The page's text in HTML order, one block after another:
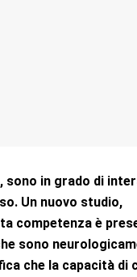
sono in grado di
Un nuovo studio,
competenza è
sono
che la capacità di